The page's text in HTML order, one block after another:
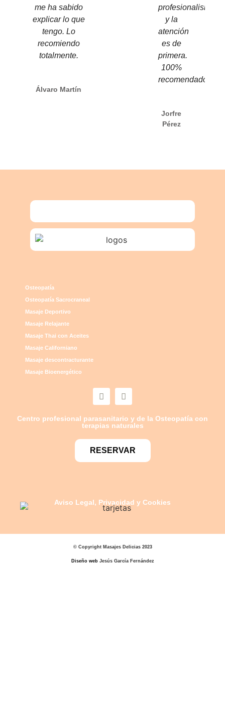
me ha sabido
explicar lo que
tengo. Lo
recomiendo
totalmente.
Álvaro Martín
profesionalismo
y la
atención
es de
primera.
100%
recomendado
Jorfre
Pérez
Osteopatía
Osteopatía Sacrocraneal
Masaje Deportivo
Masaje Relajante
Masaje Thai con Aceites
Masaje Californiano
Masaje descontracturante
Masaje Bioenergético
Centro profesional parasanitario y de la Osteopatía con
terapias naturales
RESERVAR
Aviso Legal, Privacidad y Cookies
© Copyright Masajes Delicias 2023
Diseño webJesús García Fernández